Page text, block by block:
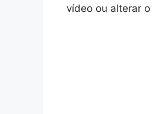
vídeo ou alterar